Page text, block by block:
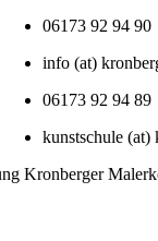
06173 92 94 90
info (at)
06173 92 94 89
kunstschule (at)
Kronberger